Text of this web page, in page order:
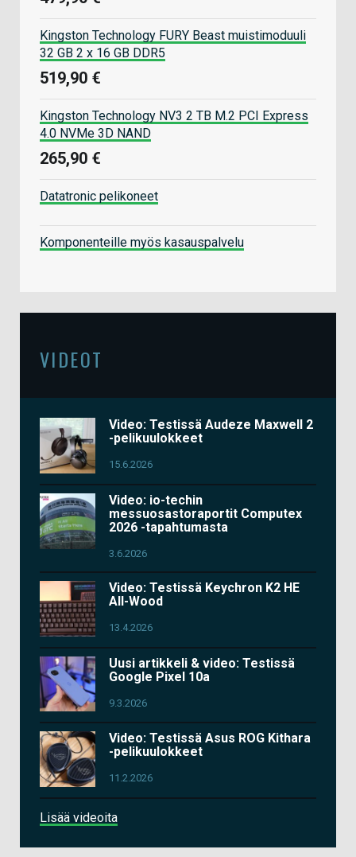
Kingston Technology FURY Beast muistimoduuli
32 GB 2 x 16 GB DDR5
519,90 €
Kingston Technology NV3 2 TB M.2 PCI Express
4.0 NVMe 3D NAND
265,90 €
Datatronic pelikoneet
Komponenteille myös kasauspalvelu
VIDEOT
Video: Testissä Audeze Maxwell 2
-pelikuulokkeet
15.6.2026
Video: io-techin
messuosastoraportit Computex
2026 -tapahtumasta
3.6.2026
Video: Testissä Keychron K2 HE
All-Wood
13.4.2026
Uusi artikkeli & video: Testissä
Google Pixel 10a
9.3.2026
Video: Testissä Asus ROG Kithara
-pelikuulokkeet
11.2.2026
Lisää videoita